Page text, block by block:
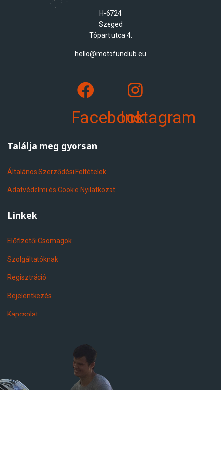
H-6724
Szeged
Tópart utca 4.
hello@motofunclub.eu
FacebookInstagram
Találja meg gyorsan
Általános Szerződési Feltételek
Adatvédelmi és Cookie Nyilatkozat
Linkek
Előfizetői Csomagok
Szolgáltatóknak
Regisztráció
Bejelentkezés
Kapcsolat